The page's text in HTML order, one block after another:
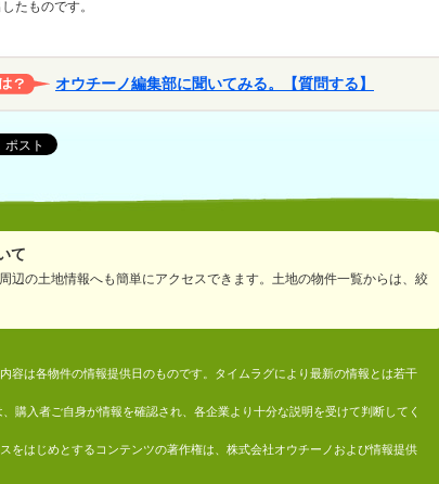
たものです。
オウチーノ編集部に聞いてみる。【質問する】
て
の土地情報へも簡単にアクセスできます。土地の物件一覧からは、絞
は各物件の情報提供日のものです。タイムラグにより最新の情報とは若干
購入者ご自身が情報を確認され、各企業より十分な説明を受けて判断してく
はじめとするコンテンツの著作権は、株式会社オウチーノおよび情報提供